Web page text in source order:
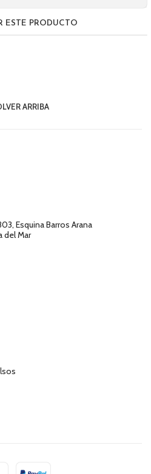
ESTE PRODUCTO
ARRIBA
Esquina Barros Arana
del Mar